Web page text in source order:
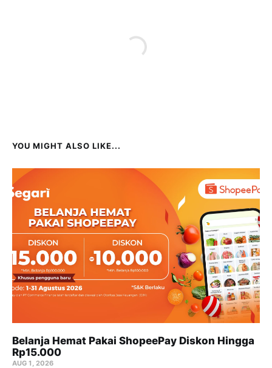
YOU MIGHT ALSO LIKE...
Belanja Hemat Pakai ShopeePay Diskon Hingga
Rp15.000
AUG 1, 2026